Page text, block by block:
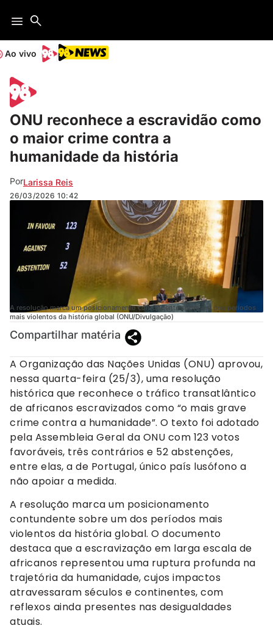
Ao vivo
ONU reconhece a escravidão como
o maior crime contra a
humanidade da história
PorLarissa Reis
26/03/2026 10:42
A resolução marca um posicionamento contundente sobre um dos períodos
mais violentos da história global (ONU/Divulgação)
Compartilhar matéria
A Organização das Nações Unidas (ONU) aprovou,
nessa quarta-feira (25/3), uma resolução
histórica que reconhece o tráfico transatlântico
de africanos escravizados como “o mais grave
crime contra a humanidade”. O texto foi adotado
pela Assembleia Geral da ONU com 123 votos
favoráveis, três contrários e 52 abstenções,
entre elas, a de Portugal, único país lusófono a
não apoiar a medida.
A resolução marca um posicionamento
contundente sobre um dos períodos mais
violentos da história global. O documento
destaca que a escravização em larga escala de
africanos representou uma ruptura profunda na
trajetória da humanidade, cujos impactos
atravessaram séculos e continentes, com
reflexos ainda presentes nas desigualdades
atuais.